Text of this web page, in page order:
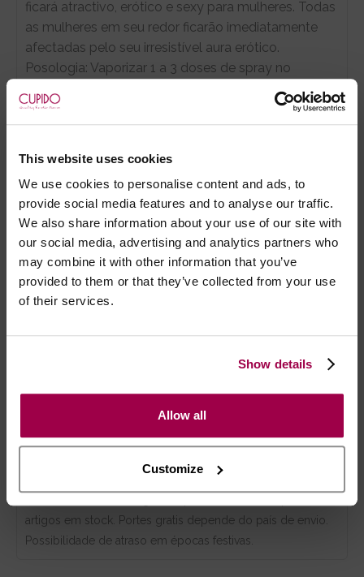
This website uses cookies
We use cookies to personalise content and ads, to
provide social media features and to analyse our traffic.
We also share information about your use of our site with
our social media, advertising and analytics partners who
may combine it with other information that you’ve
provided to them or that they’ve collected from your use
of their services.
Show details
Allow all
Customize
ficará atractivo, erótico e sexy para mulheres. Todas
as mulheres em seu redor ficarão imediatamente
afectadas pelo seu irresistível aura erótico.
Posologia: Vaporizar 1 a 3 doses de spray no
- Inflamável
- Manter fora do alcance das crianças
- Evitar contacto com os olhos ou pele gretada ou
cortada
- Proteger da luz solar
- Conservar em locar seco e fresco.
Consumir de preferência antes de: Ver fundo da
Marca:HOT PRODUCTS
- Embalagens 100% discretas
artigos em stock. Portes gratis depende do país de envio.
Possibilidade de atraso em épocas festivas.